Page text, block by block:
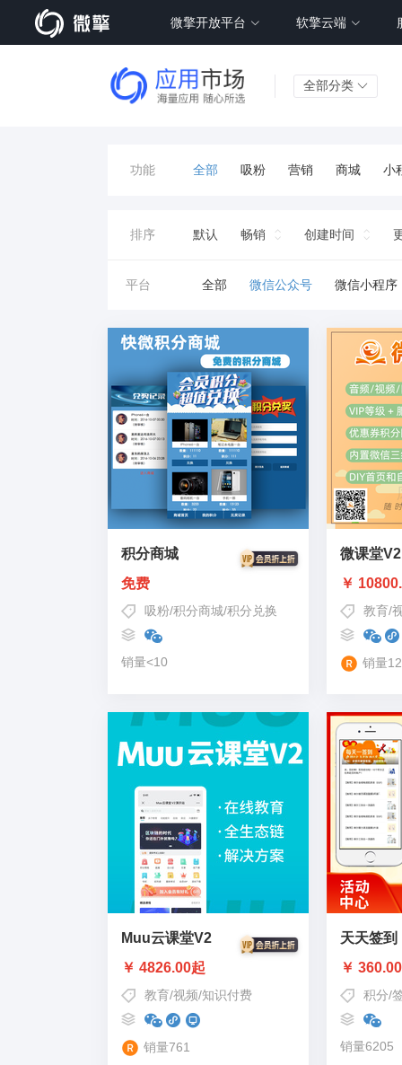
微擎开放平台 软擎云端
全部分类
功能 全部 吸粉 营销 商城 小
证件照 流量 跳转 积分兑换
排序 默认 畅销 创建时间
平台 全部 微信公众号 微信小程序
积分商城
免费
吸粉/积分商城/积分兑换
销量<10
微课堂V2
￥
教育/
销量
Muu云课堂V2
￥ 4826.00起
教育/视频/知识付费
销量761
天天签到
￥
积分/
销量6205